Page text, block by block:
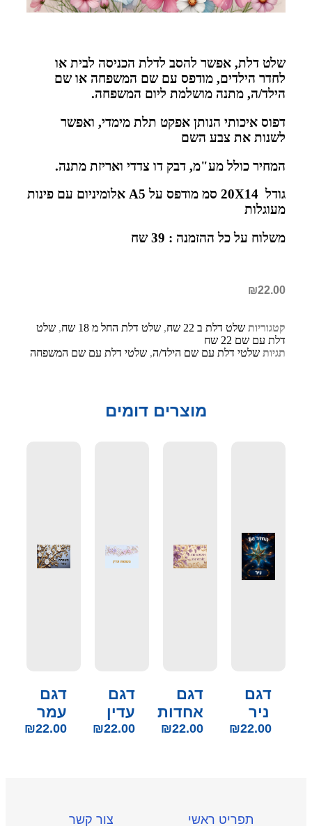
שלט דלת, אפשר להסב לדלת הכניסה לבית או
לחדר הילדים, מודפס עם שם המשפחה או שם
הילד/ה, מתנה מושלמת ליום המשפחה.
דפוס איכותי הנותן אפקט תלת מימדי, ואפשר
לשנות את צבע השם
המחיר כולל מע"מ, דבק דו צדדי ואריזת מתנה.
גודל 20X14 סמ מודפס על A5 אלומיניום עם פינות
מעוגלות
משלוח על כל ההזמנה : 39 שח
₪22.00
קטגוריות שלט דלת ב 22 שח , שלט דלת החל מ 18 שח , שלט
דלת עם שם 22 שח
תגיות שלטי דלת עם שם הילד/ה, שלטי דלת עם שם המשפחה
מוצרים דומים
דגם
ניר
₪22.00
דגם
אחדות
₪22.00
דגם
עדין
₪22.00
דגם
עמר
₪22.00
תפריט ראשי צור קשר